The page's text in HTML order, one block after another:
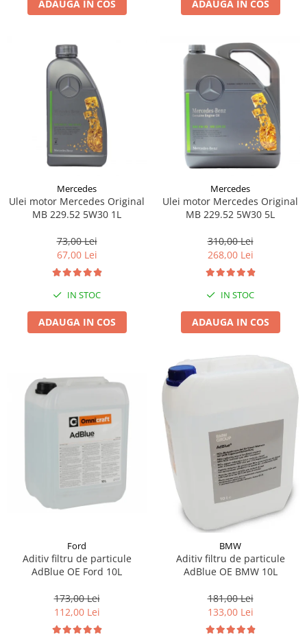
Lichid de frana
Filtre moto
Filtru combustibil
Buson golire ulei
Filtru ulei moto
Filtru aer moto
Intretinere si curatare filtre moto
Intretinere moto
Curatare moto
Covor moto
Genti bagaje moto
Suporti si placi prindere
ADAUGA IN COS ADAUGA IN COS
Mercedes
Ulei motor Mercedes Original
MB 229.52 5W30 1L
73,00 Lei
67,00 Lei
IN STOC
ADAUGA IN COS
Mercedes
Ulei motor Mercedes Original
MB 229.52 5W30 5L
310,00 Lei
268,00 Lei
IN STOC
ADAUGA IN COS
Ford
Aditiv filtru de particule
AdBlue OE Ford 10L
173,00 Lei
112,00 Lei
BMW
Aditiv filtru de particule
AdBlue OE BMW 10L
181,00 Lei
133,00 Lei